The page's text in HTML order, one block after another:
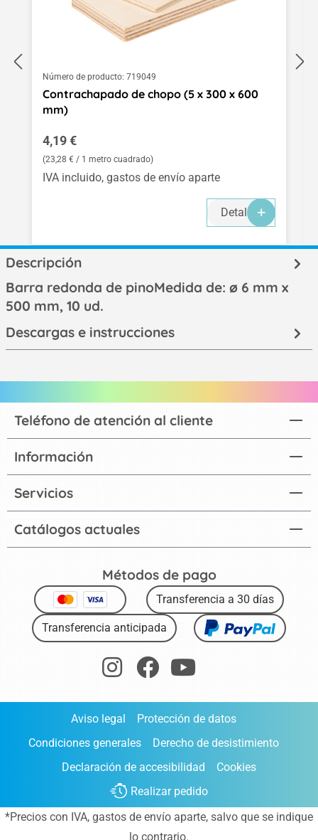
Número de producto: 719049
Contrachapado de chopo (5 x 300 x 600
mm)
Precio normal:
4,19 €
(23,28 € / 1 metro cuadrado)
IVA incluido, gastos de envío aparte
Detalles
Descripción
Barra redonda de pinoMedida de: ø 6 mm x
500 mm, 10 ud.
Descargas e instrucciones
Catálogos actuales
Teléfono de atención al cliente
Información
Servicios
Métodos de pago
Transferencia a 30 días
Transferencia anticipada
Aviso legal
Protección de datos
Condiciones generales
Derecho de desistimiento
Declaración de accesibilidad
Cookies
Realizar pedido
*Precios con IVA, gastos de envío aparte, salvo que se indique
lo contrario.